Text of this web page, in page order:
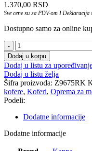
1.370,00 RSD
Sve cene su sa PDV-om I
Dostupno samo za online
Rezervne
trake
za
Tanklock
kačenje
za
repne
torbe
Kappa
KS430
količina
Dodaj u korpu
Dodaj u listu za
Dodaj u listu želja
Šifra proizvoda: Z9675RK
kofere, Koferi, Oprema za
Podeli:
Dodatne informacije
Dodatne informacije